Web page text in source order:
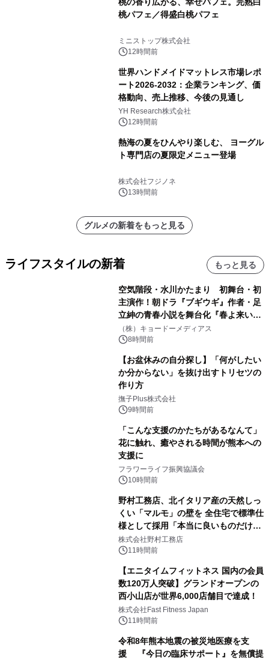
桃パフェ／得盛白桃パフェ
ミニストップ株式会社
12時間前
世界ハンドメイドマットレス市場レポ
ート2026-2032：企業ランキング、価
格動向、売上推移、今後の見通し
YH Research株式会社
12時間前
熱海の夏をひんやり楽しむ、 ヨーグル
ト専門店の夏限定メニュー登場
株式会社フジノネ
13時間前
グルメの新着をもっと見る
ライフスタイルの新着 もっと見る
空気階段・水川かたまり 初舞台・初
主演作！朝ドラ『ブギウギ』作者・足
立紳の青春小説を舞台化『春よ来い、
マジで来い』キービジュアル解禁！
（株）キョードーメディアス
8時間前
【お盆休みの自分探し】「何がしたい
か分からない」を抜け出すトリセツの
作り方
撫子Plus株式会社
9時間前
「こんな支援のかたちがあるなんて」
花に触れ、癒やされる時間が熊本への
支援に
フラワーライフ振興協議会
10時間前
野村工務店、北イタリア産の天然しっ
くい「マルモ」の壁を 全住宅で標準仕
様として採用「本当に良いものだけに
こだわる」
株式会社野村工務店
11時間前
【エニタイムフィットネス 国内の会員
数120万人突破】グランドオープンの
西小山店が世界6,000店舗目で達成！
株式会社Fast Fitness Japan
11時間前
令和8年熊本地震の被災地医療を支
援 『今日の臨床サポート』を無償提